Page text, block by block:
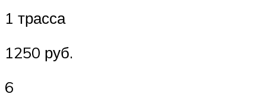
1 трасса
1250 руб.
6